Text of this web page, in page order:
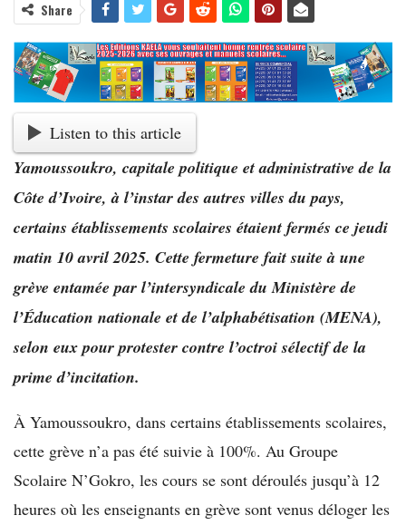
Share
Listen to this article
Yamoussoukro, capitale politique et administrative de la
Côte d’Ivoire, à l’instar des autres villes du pays,
certains établissements scolaires étaient fermés ce jeudi
matin 10 avril 2025. Cette fermeture fait suite à une
grève entamée par l’intersyndicale du Ministère de
l’Éducation nationale et de l’alphabétisation (MENA),
selon eux pour protester contre l’octroi sélectif de la
prime d’incitation.
À Yamoussoukro, dans certains établissements scolaires,
cette grève n’a pas été suivie à 100%. Au Groupe
Scolaire N’Gokro, les cours se sont déroulés jusqu’à 12
heures où les enseignants en grève sont venus déloger les